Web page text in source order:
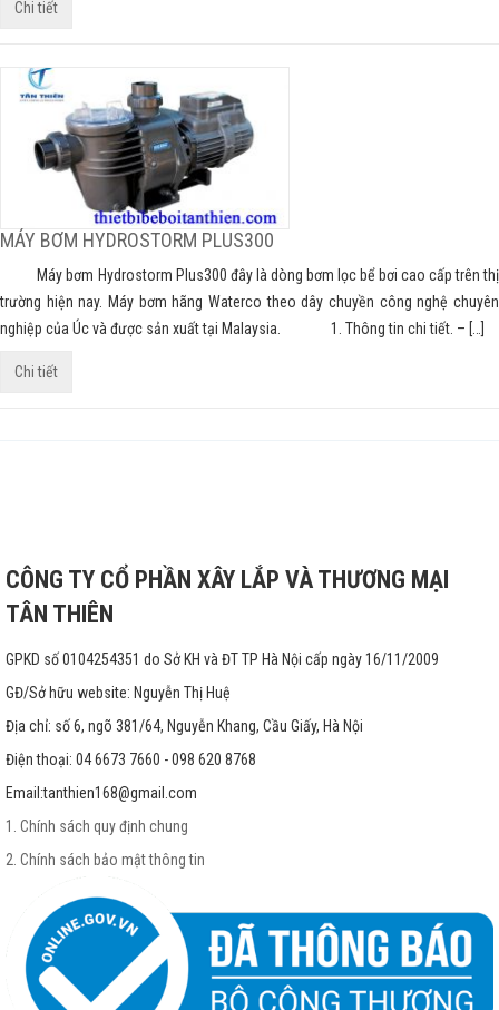
Chi tiết
MÁY BƠM HYDROSTORM PLUS300
Máy bơm Hydrostorm Plus300 đây là dòng bơm lọc bể bơi cao cấp trên thị
trường hiện nay. Máy bơm hãng Waterco theo dây chuyền công nghệ chuyên
nghiệp của Úc và được sản xuất tại Malaysia. 1. Thông tin chi tiết. – […]
Chi tiết
CÔNG TY CỔ PHẦN XÂY LẮP VÀ THƯƠNG MẠI
TÂN THIÊN
GPKD số 0104254351 do Sở KH và ĐT TP Hà Nội cấp ngày 16/11/2009
GĐ/Sở hữu website: Nguyễn Thị Huệ
Địa chỉ: số 6, ngõ 381/64, Nguyễn Khang, Cầu Giấy, Hà Nội
Điện thoại: 04 6673 7660 - 098 620 8768
Email:tanthien168@gmail.com
1. Chính sách quy định chung
2. Chính sách bảo mật thông tin